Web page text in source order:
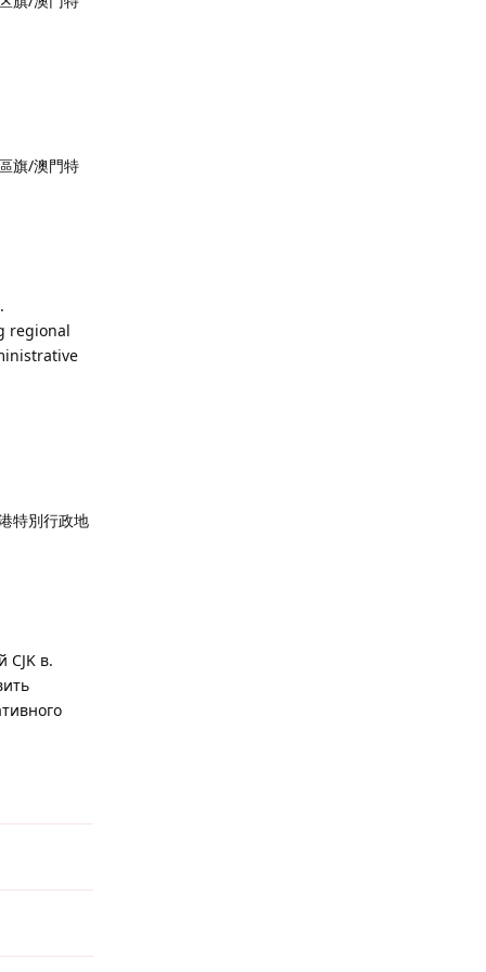
旗/澳門特
regional
特別行政地
CJK в.